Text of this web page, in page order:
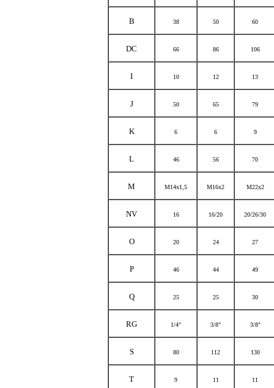
B 38 50 60
DC 66 86 106
I 10 12 13
J 50 65 79
K 6 6 9
L 46 56 70
M M14x1,5 M16x2 M22x2
NV 16 16/20 20/26/30
O 20 24 27
P 46 44 49
Q 25 25 30
RG 1/4" 3/8" 3/8"
S 80 112 130
T 9 11 11